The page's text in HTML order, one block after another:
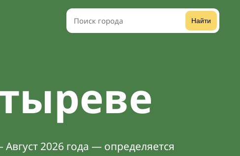
Найти
2026 года — определяется